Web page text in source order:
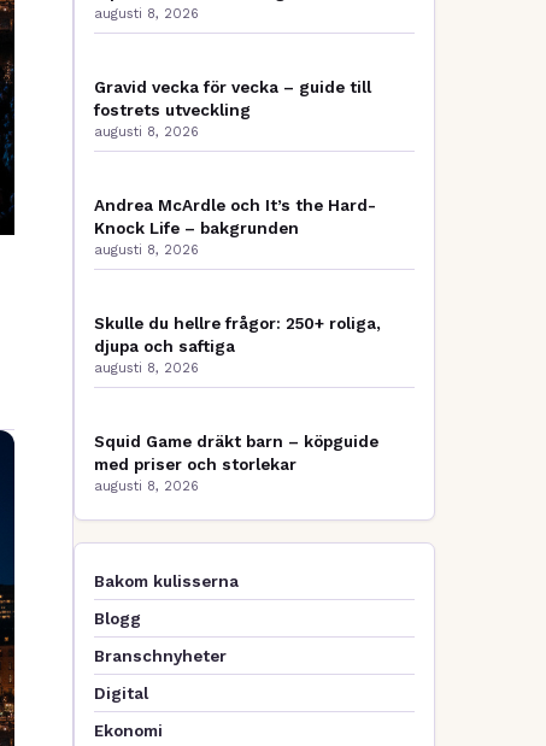
augusti 8, 2026
Gravid vecka för vecka – guide till
fostrets utveckling
augusti 8, 2026
Andrea McArdle och It’s the Hard-
Knock Life – bakgrunden
augusti 8, 2026
Skulle du hellre frågor: 250+ roliga,
djupa och saftiga
augusti 8, 2026
Squid Game dräkt barn – köpguide
med priser och storlekar
augusti 8, 2026
Bakom kulisserna
Blogg
Branschnyheter
Digital
Ekonomi